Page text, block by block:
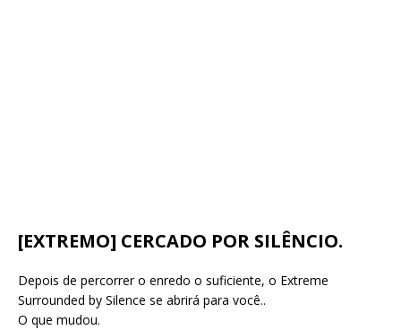
[EXTREMO] CERCADO POR SILÊNCIO.
Depois de percorrer o enredo o suficiente, o Extreme
Surrounded by Silence se abrirá para você..
O que mudou.